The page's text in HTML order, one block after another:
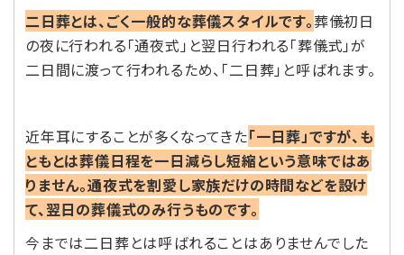
二日葬とは、ごく一般的な葬儀スタイルです。葬儀初日
の夜に行われる「通夜式」と翌日行われる「葬儀式」が
二日間に渡って行われるため、「二日葬」と呼ばれます。
近年耳にすることが多くなってきた「一日葬」ですが、も
ともとは葬儀日程を一日減らし短縮という意味ではあ
りません。通夜式を割愛し家族だけの時間などを設け
て、翌日の葬儀式のみ行うものです。
今までは二日葬とは呼ばれることはありませんでした